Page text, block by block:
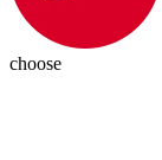
choose